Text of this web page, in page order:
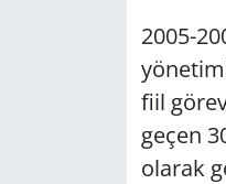
2005-
fiil
geçen
olarak